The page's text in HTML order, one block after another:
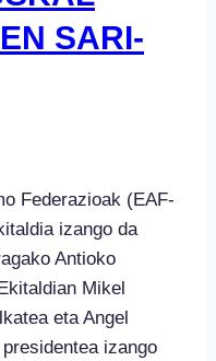
SARI-
Federazioak (EAF-
izango da
Antioko
Mikel
eta Angel
izango